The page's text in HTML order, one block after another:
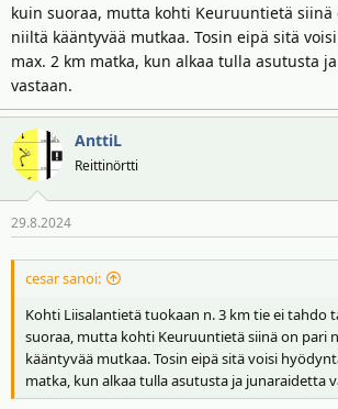
Se 2023 SM-rallin Ilomäen pätkän lopun pikkutie
kiinnostaisi, saisiko yhdistettyä Humalamäkeen
Humalamäentiehen kaakkoonpäin
kuin suoraa, mutta kohti Keuruuntietä
niiltä kääntyvää mutkaa. Tosin eipä sitä
max. 2 km matka, kun alkaa tulla asutusta
vastaan.
AnttiL
Reittinörtti
29.8.2024
cesar sanoi:
Kohti Liisalantietä tuokaan n. 3 km tie ei tahdo
suoraa, mutta kohti Keuruuntietä siinä on pari
kääntyvää mutkaa. Tosin eipä sitä voisi
matka, kun alkaa tulla asutusta ja junaraidetta